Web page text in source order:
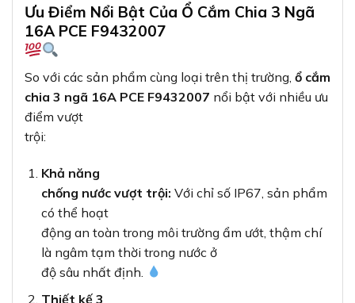
Ưu Điểm Nổi Bật Của Ổ Cắm Chia 3 Ngã
16A PCE F9432007
So với các sản phẩm cùng loại trên thị trường, ổ cắm
chia 3 ngã 16A PCE F9432007 nổi bật với nhiều ưu
điểm vượt
trội:
Khả năng
chống nước vượt trội: Với chỉ số IP67, sản phẩm
có thể hoạt
động an toàn trong môi trường ẩm ướt, thậm chí
là ngâm tạm thời trong nước ở
độ sâu nhất định.
Thiết kế 3